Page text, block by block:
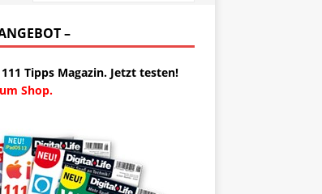
–
Tipps Magazin. Jetzt testen!
Shop.